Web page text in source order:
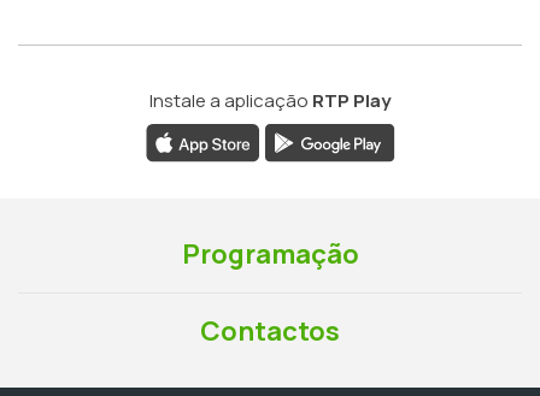
Instale a aplicação RTP Play
Programação
Contactos